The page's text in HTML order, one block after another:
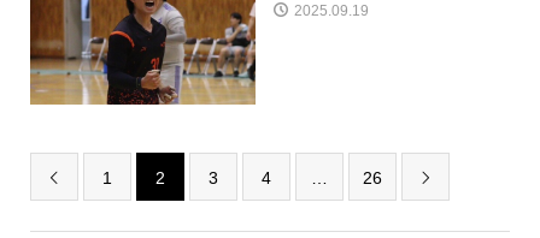
2025.09.19
 1 2 3 4 26 